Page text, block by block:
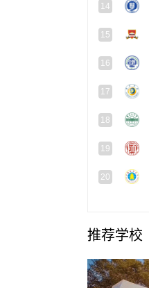
14
15
16
17
18
19
20
推荐学校